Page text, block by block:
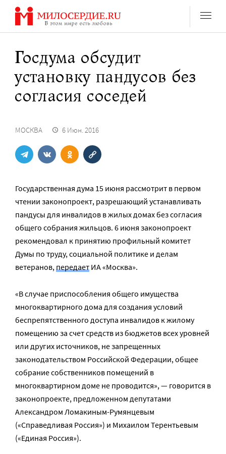
Перейти
содержанию
Госдума обсудит
установку пандусов без
согласия соседей
МОСКВА 6 Июн. 2016
Государственная дума 15 июня рассмотрит в первом
чтении законопроект, разрешающий устанавливать
пандусы для инвалидов в жилых домах без согласия
общего собрания жильцов. 6 июня законопроект
рекомендовал к принятию профильный комитет
Думы по труду, социальной политике и делам
ветеранов,передает ИА «Москва».
«В случае приспособления общего имущества
многоквартирного дома для создания условий
беспрепятственного доступа инвалидов к жилому
помещению за счет средств из бюджетов всех уровней
или других источников, не запрещенных
законодательством Российской Федерации, общее
собрание собственников помещений в
многоквартирном доме не проводится», — говорится в
законопроекте, предложенном депутатами
Александром Ломакиным-Румянцевым
(«Справедливая Россия») и Михаилом Терентьевым
(«Единая Россия»).